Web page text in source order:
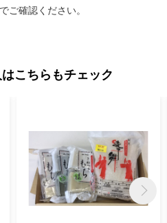
ご確認ください。
こちらもチェック